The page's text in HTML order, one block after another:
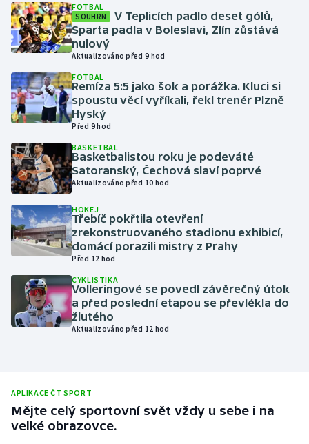
Judo
Krasobruslení
Lezení
Lyže a snowboard
Moderní pětiboj
Motorsport
Olympijské hry
Parasport
Plavání
Plážový volejbal
Rychlostní kanoistika
FOTBAL
SOUHRN
V Teplicích padlo deset gólů,
Sparta padla v Boleslavi, Zlín zůstává
nulový
Aktualizováno před 9 hod
FOTBAL
Remíza 5:5 jako šok a porážka. Kluci si
spoustu věcí vyříkali, řekl trenér Plzně
Hyský
Před 9 hod
BASKETBAL
Basketbalistou roku je podeváté
Satoranský, Čechová slaví poprvé
Aktualizováno před 10 hod
HOKEJ
Třebíč pokřtila otevření
zrekonstruovaného stadionu exhibicí,
domácí porazili mistry z Prahy
Před 12 hod
CYKLISTIKA
Volleringové se povedl závěrečný útok
a před poslední etapou se převlékla do
žlutého
Aktualizováno před 12 hod
APLIKACE ČT SPORT
Mějte celý sportovní svět vždy u sebe i na
velké obrazovce.